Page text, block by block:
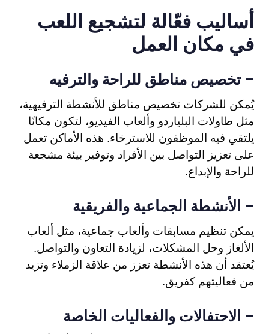
أساليب فعّالة لتشجيع اللعب
في مكان العمل
–تخصيص مناطق للراحة والترفيه
يُمكن للشركات تخصيص مناطق للأنشطة الترفيهية،
مثل طاولات البلياردو وألعاب الفيديو، لتكون مكانًا
يلتقي فيه الموظفون للاسترخاء. هذه الأماكن تعمل
على تعزيز التواصل بين الأفراد وتوفير بيئة مشجعة
للراحة والإبداع.
– الأنشطة الجماعية والفريقية
يمكن تنظيم مسابقات وألعاب جماعية، مثل ألعاب
الألغاز وحل المشكلات، لزيادة التعاون والتواصل.
يُعتقد أن هذه الأنشطة تعزز من علاقة الزملاء وتزيد
من فعاليتهم كفريق.
– الاحتفالات والفعاليات الخاصة